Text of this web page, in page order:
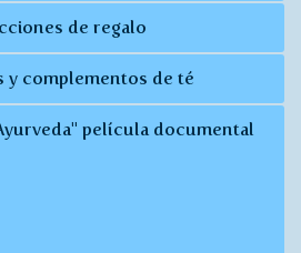
de regalo
y complementos de té
película documental